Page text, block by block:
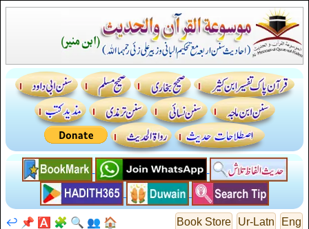
Eng
Ur-Latn
Book Store
🏠
👥
🔍
🧩
🅰️
📌
↩️